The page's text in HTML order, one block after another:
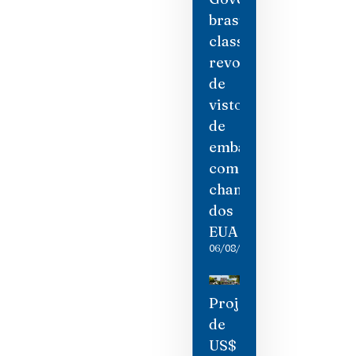
brasileiro
classifica
revogação
de
visto
de
embaixadora
como
chantagem
dos
EUA
06/08/2026
Projeto
de
US$